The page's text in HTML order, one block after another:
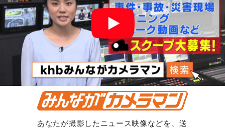
あなたが撮影したニュース映像などを、送